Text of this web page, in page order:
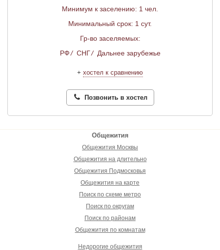
Минимум к заселению: 1 чел.
Минимальный срок: 1 сут.
Гр-во заселяемых:
РФ/ СНГ/ Дальнее зарубежье
+ хостел к сравнению
Позвонить в хостел
Общежития
Общежития Москвы
Общежития на длительно
Общежития Подмосковья
Общежития на карте
Поиск по схеме метро
Поиск по округам
Поиск по районам
Общежития по комнатам
Недорогие общежития